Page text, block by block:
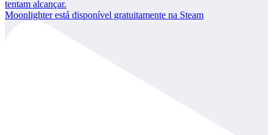
Moonlighter está disponível gratuitamente na Steam